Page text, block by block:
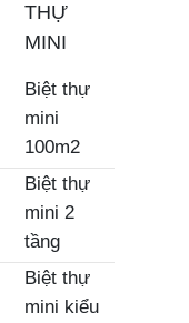
THỰ
MINI
Biệt thự
mini
100m2
Biệt thự
mini 2
tầng
Biệt thự
mini kiểu